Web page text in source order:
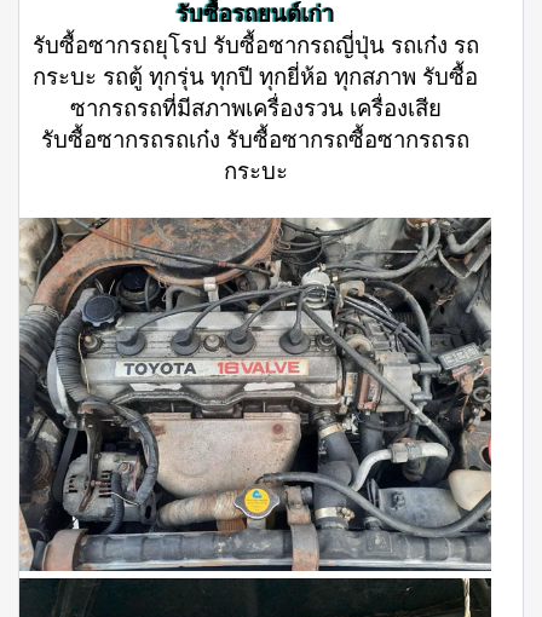
รับซื้อรถยนต์เก่า
รับซื้อซากรถยุโรป รับซื้อซากรถญี่ปุ่น รถเก๋ง รถ
กระบะ รถตู้ ทุกรุ่น ทุกปี ทุกยี่ห้อ ทุกสภาพ รับซื้อ
ซากรถรถที่มีสภาพเครื่องรวน เครื่องเสีย
รับซื้อซากรถรถเก๋ง รับซื้อซากรถซื้อซากรถรถ
กระบะ